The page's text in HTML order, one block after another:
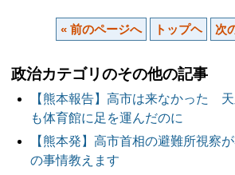
« 前のページへ トップヘ 次
政治カテゴリのその他の記事
【熊本報告】高市は来なかった
も体育館に足を運んだのに
【熊本発】高市首相の避難所視察
の事情教えます